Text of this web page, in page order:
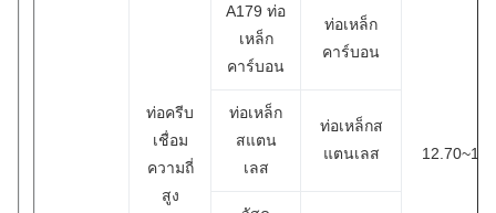
ท่อครีบ
เชื่อม
ความถี่
สูง
A179 ท่อ
เหล็ก
คาร์บอน
ท่อเหล็ก
คาร์บอน
12.70~160
ท่อเหล็ก
สแตน
เลส
ท่อเหล็กส
แตนเลส